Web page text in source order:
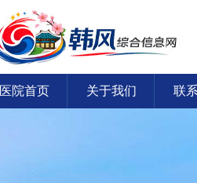
医院首页 关于我们 联